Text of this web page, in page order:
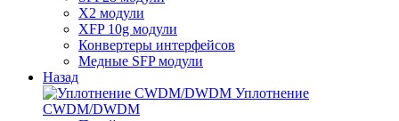
X2 модули
XFP 10g модули
Конвертеры интерфейсов
Медные SFP модули
Назад
Уплотнение
CWDM/DWDM